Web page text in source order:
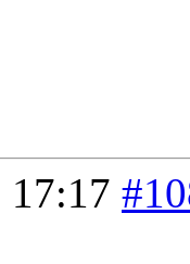
17:17